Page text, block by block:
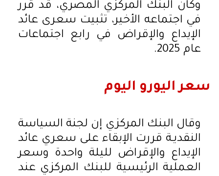
وكان البنك المركزي المصري، قد قرر
في اجتماعه الأخير، تثبيت سعرى عائد
الإيداع والإقراض في رابع اجتماعات
عام 2025.
سعر اليورو اليوم
وقال البنك المركزي إن لجنة السياسة
النقديـة قررت الإبقاء على سعري عائد
الإيداع والإقراض لليلة واحدة وسعر
العملية الرئيسية للبنك المركزي عند